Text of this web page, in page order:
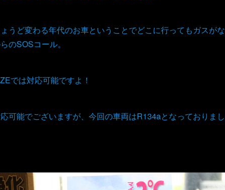
うど変わる年代のお車ということでどこに行ってもガスが
のSOSコール。
では対応可能ですよ！
可能でございますが、今回の車両はR134aとなっておりま